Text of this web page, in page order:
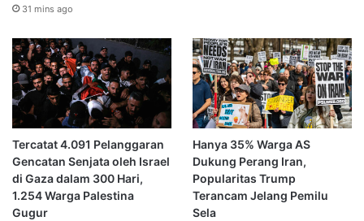
31 mins ago
Tercatat 4.091 Pelanggaran
Gencatan Senjata oleh Israel
di Gaza dalam 300 Hari,
1.254 Warga Palestina
Gugur
Hanya 35% Warga AS
Dukung Perang Iran,
Popularitas Trump
Terancam Jelang Pemilu
Sela